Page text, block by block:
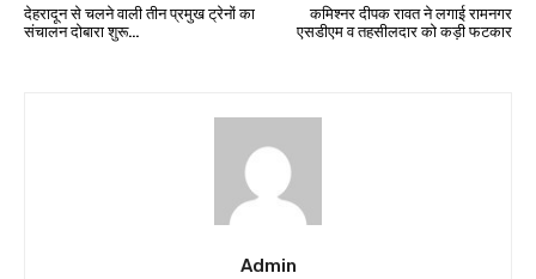
देहरादून से चलने वाली तीन प्रमुख ट्रेनों का
संचालन दोबारा शुरू…
कमिश्नर दीपक रावत ने लगाई रामनगर
एसडीएम व तहसीलदार को कड़ी फटकार
Admin